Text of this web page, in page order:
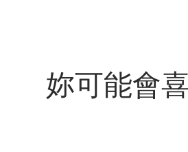
妳可能會